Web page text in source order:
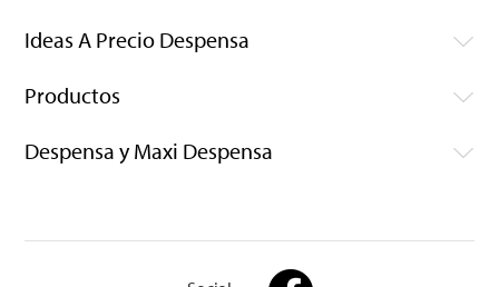
Ideas A Precio Despensa
Productos
Despensa y Maxi Despensa